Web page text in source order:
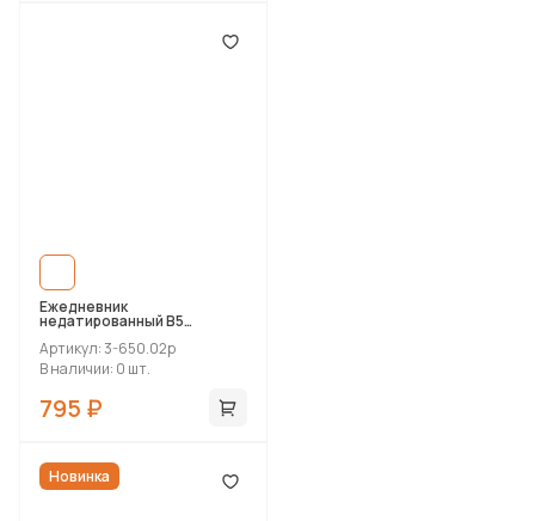
Ежедневник
недатированный B5
«Megapolis Flex»
Артикул: 3-650.02p
В наличии: 0 шт.
795 ₽
Новинка